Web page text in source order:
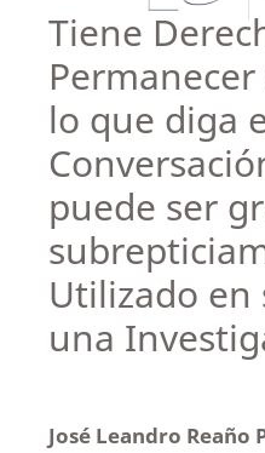
Tiene
lo que diga
puede ser
Utilizado en
una
José Leandro Reaño